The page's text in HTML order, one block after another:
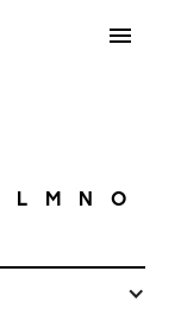
L M N O